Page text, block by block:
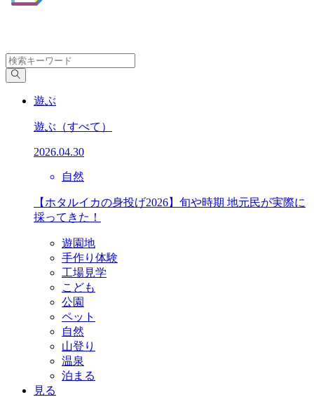
遊ぶ
遊ぶ （すべて）
2026.04.30
自然
【ホタルイカの身投げ2026】旬や時期 地元民が実際に
採ってきた！
遊園地
手作り体験
工場見学
こども
公園
ペット
自然
山登り
温泉
泊まる
見る